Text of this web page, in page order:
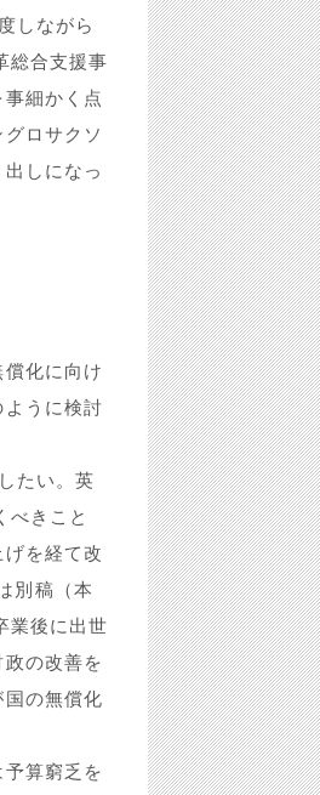
しながら
総合支援事
細かく点
ロサクソ
しになっ
化に向け
うに検討
たい。英
べきこと
を経て改
別稿（本
業後に出世
の改善を
の無償化
算窮乏を